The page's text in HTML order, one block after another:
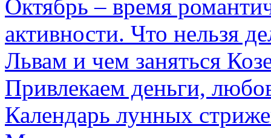
Октябрь – время
активности. Что нельзя
Львам и чем заняться
Привлекаем деньги,
Календарь лунных